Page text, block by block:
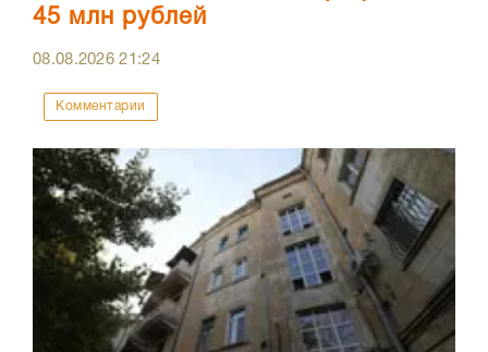
45 млн рублей
08.08.202621:24
Комментарии